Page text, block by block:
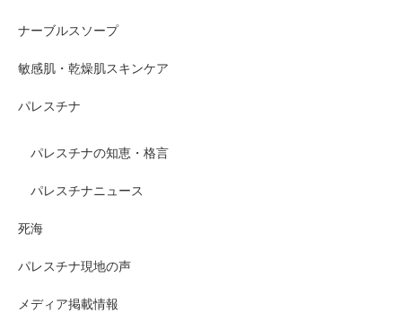
ナーブルスソープ
敏感肌・乾燥肌スキンケア
パレスチナ
パレスチナの知恵・格言
パレスチナニュース
死海
パレスチナ現地の声
メディア掲載情報